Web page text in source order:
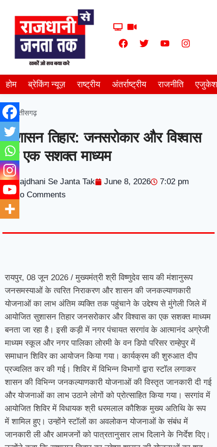
होम ब्रेकिंग न्यूज़ राष्ट्रीय अंतर्राष्ट्रीय राजनीति
छत्तीसगढ़
सुशासन तिहार: जनसरोकार और विश्वास
का एक सशक्त माध्यम
Rajdhani Se Janta Tak June 8, 2026
7:02 pm
No Comments
रायपुर, 08 जून 2026 / मुख्यमंत्री श्री विष्णुदेव साय की मंशानुरूप
जनसमस्याओं के त्वरित निराकरण और शासन की जनकल्याणकारी
योजनाओं का लाभ अंतिम व्यक्ति तक पहुंचाने के उद्देश्य से मुंगेली जिले में
आयोजित सुशासन तिहार जनसरोकार और विश्वास का एक सशक्त माध्यम
बनता जा रहा है। इसी कड़ी में नगर पंचायत सरगांव के आत्मानंद अग्रेजी
माध्यम स्कूल और नगर पालिका लोरमी के वन डिपो परिसर राम्हेपुर में
समाधान शिविर का आयोजन किया गया। कार्यक्रम की शुरुआत दीप
प्रज्वलित कर की गई। शिविर में विभिन्न विभागों द्वारा स्टॉल लगाकर
शासन की विभिन्न जनकल्याणकारी योजनाओं की विस्तृत जानकारी दी गई
और योजनाओं का लाभ उठाने लोगों को प्रोत्साहित किया गया। सरगांव में
आयोजित शिविर में विधायक श्री धरमलाल कौशिक मुख्य अतिथि के रूप
में शामिल हुए। उन्होंने स्टॉलों का अवलोकन योजनाओं के संबंध में
जानकारी ली और आमजनों को पात्रतानुसार लाभ दिलाने के निर्देश दिए।